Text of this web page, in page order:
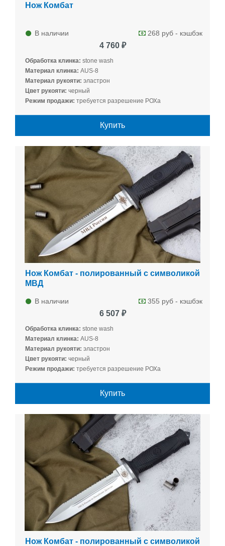
Нож Комбат
В наличии 268 руб - кэшбэк
4 760 ₽
Обработка клинка: stone wash
Материал клинка: AUS-8
Материал рукояти: эластрон
Цвет рукояти: черный
Режим продажи: требуется разрешение РОХа
Купить
Нож Комбат - полированный с символикой
МВД
В наличии 355 руб - кэшбэк
6 507 ₽
Обработка клинка: stone wash
Материал клинка: AUS-8
Материал рукояти: эластрон
Цвет рукояти: черный
Режим продажи: требуется разрешение РОХа
Купить
Нож Комбат - полированный с символикой